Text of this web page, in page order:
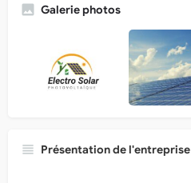
Galerie photos
Présentation de l'entreprise